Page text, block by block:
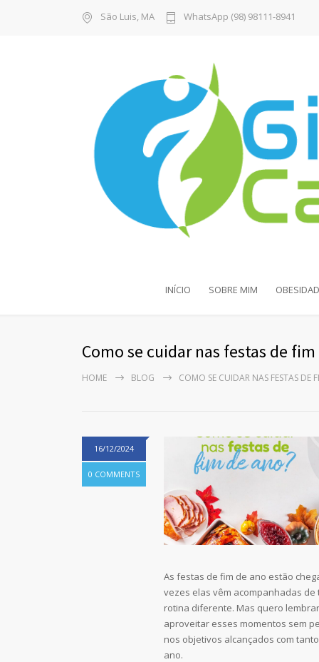
São Luis, MA WhatsApp (98) 98111-8941
INÍCIO SOBRE MIM
Como se cuidar nas festas de
HOME BLOG COMO SE CUIDAR NAS FESTAS DE
16/12/2024
0 COMMENTS
As festas de fim de ano estão
vezes elas vêm acompanhadas
rotina diferente. Mas quero
aproveitar esses momentos sem
nos objetivos alcançados com
ano.